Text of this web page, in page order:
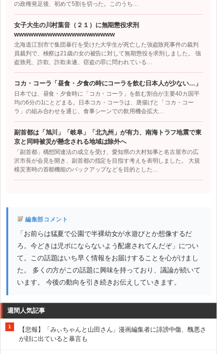
の政権発足後、初めて5割を切った。このうち…
女子大生の川村葉音（２１）に無期懲役求刑
wwwwwwwwwwwwwwwwwwwww
北海道江別市で集団暴行を受けた大学生が死亡した強盗致死事件の裁判
員裁判で、検察は21歳の女の被告に対して無期懲役を求刑しました。 強
盗致死、詐欺、詐欺未遂、窃盗の罪に問われている…
コカ・コーラ「昼食・夕食の時にコーラを飲む日本人が少ない…」
日本では、昼食・夕食時に「コカ・コーラ」を飲む割合が主要40カ国平
均の6分の1にとどまる。日本コカ・コーラは、唐揚げと「コカ・コー
ラ」の組み合わせを通じ、食事シーンでの飲用機会拡大…
副首都は「旭川」「岐阜」「北九州」が有力、南海トラフ地震で東
京と同時被災が懸念される地域は除外へ
「副首都」構想関連法の成立を受け、愛知県の大村知事と名古屋市の広
沢市長が会見を開き、副首都の指定を目指す考えを表明しました。 大規
模災害時の首都機能のバックアップなどを目的とした…
編集部コメント
「お前らは猛夏で公園で半裸幼女が水遊びとか想像するだ
ろ。今どきは児ポにならないよう配慮されてんだぞ」につい
て。この話題はいち早く情報をお届けすることを心がけまし
た。 多くの方がこの話題に興味を持っており、議論が続いて
います。 今後の動向を引き続きお伝えしていきます。
週間人気記事
1
【悲報】「みぃちゃんと山田さん」漫画編集者に誹謗中傷、醜悪さ
が顔に出ていると暴言も